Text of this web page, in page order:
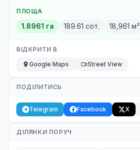
ПЛОЩА
1.8961 га 189.61 сот. 18,961 м²
ВІДКРИТИ В
Google Maps
Street View
ПОДІЛИТИСЬ
Telegram Facebook X
ДІЛЯНКИ ПОРУЧ